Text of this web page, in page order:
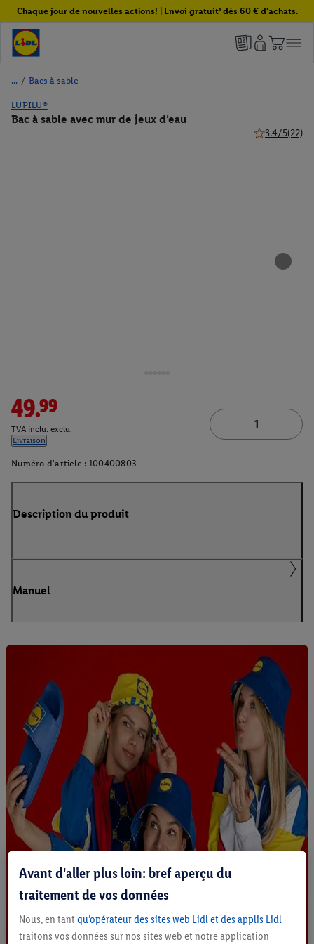
Chaque jour de nouvelles actions! | Envoi gratuit¹ dès 60 € d'achats.
/ Bacs à sable
LUPILU®
Bac à sable avec mur de jeux d’eau
3.4/5(22)
49.99
TVA inclu. exclu.
Livraison
Numéro d'article : 100400803
Description du produit
Manuel
Avant d'aller plus loin: bref aperçu du
traitement de vos données
Nous, en tant qu’opérateur des sites web Lidl et des applis Lidl
traitons vos données sur nos sites web et notre application